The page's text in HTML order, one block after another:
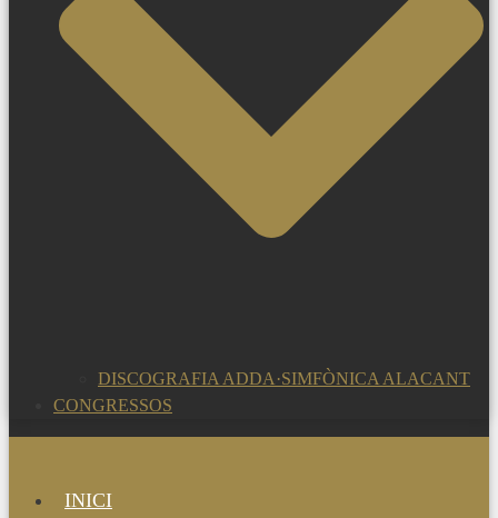
DISCOGRAFIA ADDA·SIMFÒNICA ALACANT
CONGRESSOS
INICI